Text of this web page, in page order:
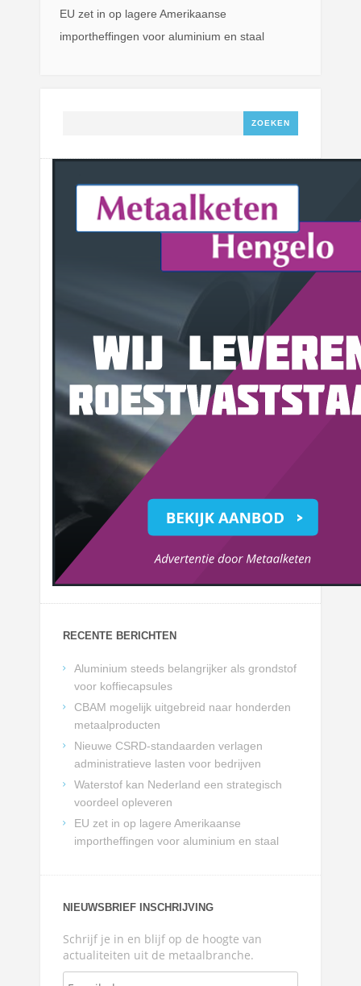
EU zet in op lagere Amerikaanse
importheffingen voor aluminium en staal
RECENTE BERICHTEN
Aluminium steeds belangrijker als grondstof
voor koffiecapsules
CBAM mogelijk uitgebreid naar honderden
metaalproducten
Nieuwe CSRD-standaarden verlagen
administratieve lasten voor bedrijven
Waterstof kan Nederland een strategisch
voordeel opleveren
EU zet in op lagere Amerikaanse
importheffingen voor aluminium en staal
NIEUWSBRIEF INSCHRIJVING
Schrijf je in en blijf op de hoogte van
actualiteiten uit de metaalbranche.